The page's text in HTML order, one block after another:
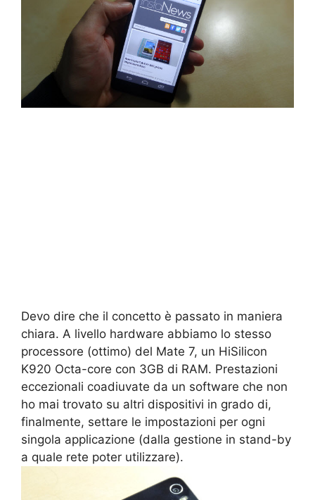
Devo dire che il concetto è passato in maniera
chiara. A livello hardware abbiamo lo stesso
processore (ottimo) del Mate 7, un HiSilicon
K920 Octa-core con 3GB di RAM. Prestazioni
eccezionali coadiuvate da un software che non
ho mai trovato su altri dispositivi in grado di,
finalmente, settare le impostazioni per ogni
singola applicazione (dalla gestione in stand-by
a quale rete poter utilizzare).